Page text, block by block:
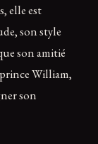
elle est
son style
son amitié
William,
son